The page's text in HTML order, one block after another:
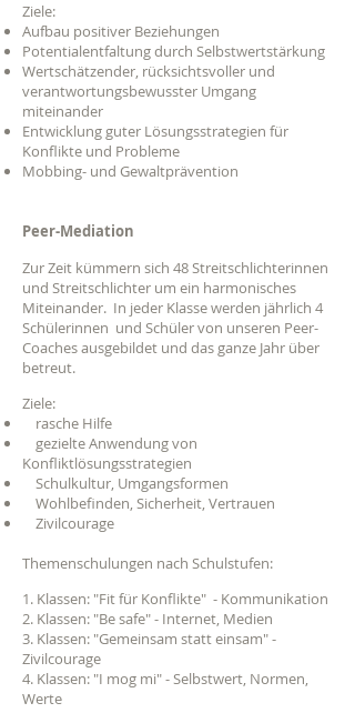
Ziele:
Aufbau positiver Beziehungen
Potentialentfaltung durch Selbstwertstärkung
Wertschätzender, rücksichtsvoller und
verantwortungsbewusster Umgang
miteinander
Entwicklung guter Lösungsstrategien für
Konflikte und Probleme
Mobbing- und Gewaltprävention
Peer-Mediation
Zur Zeit kümmern sich 48 Streitschlichterinnen
und Streitschlichter um ein harmonisches
Miteinander. In jeder Klasse werden jährlich 4
Schülerinnen und Schüler von unseren Peer-
Coaches ausgebildet und das ganze Jahr über
betreut.
Ziele:
rasche Hilfe
gezielte Anwendung von
Konfliktlösungsstrategien
Schulkultur, Umgangsformen
Wohlbefinden, Sicherheit, Vertrauen
Zivilcourage
Themenschulungen nach Schulstufen:
1. Klassen: "Fit für Konflikte" - Kommunikation
2. Klassen: "Be safe" - Internet, Medien
3. Klassen: "Gemeinsam statt einsam" -
Zivilcourage
4. Klassen: "I mog mi" - Selbstwert, Normen,
Werte